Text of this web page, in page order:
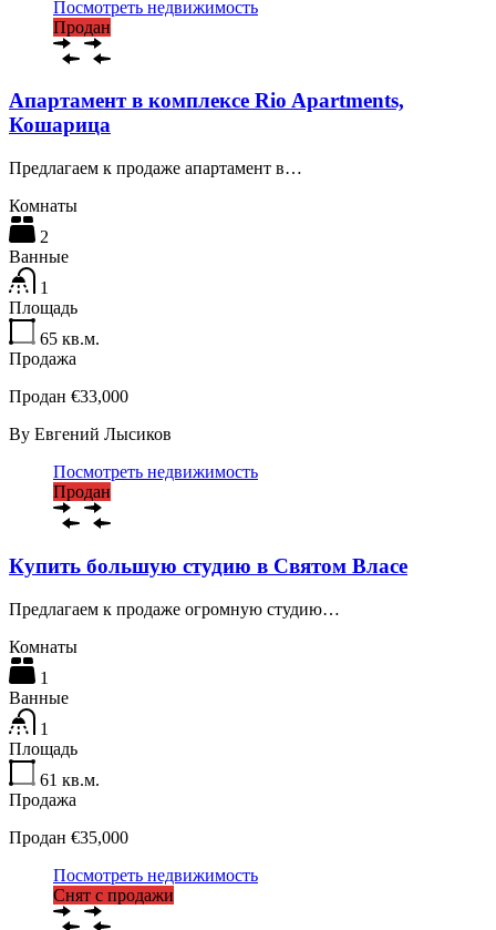
Посмотреть недвижимость
Продан
Апартамент в комплексе Rio Apartments,
Кошарица
Предлагаем к продаже апартамент в…
Комнаты
2
Ванные
1
Площадь
65 кв.м.
Продажа
Продан €33,000
By Евгений Лысиков
Посмотреть недвижимость
Продан
Купить большую студию в Святом Власе
Предлагаем к продаже огромную студию…
Комнаты
1
Ванные
1
Площадь
61 кв.м.
Продажа
Продан €35,000
Посмотреть недвижимость
Снят с продажи